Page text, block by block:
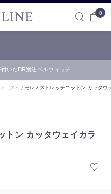
0
いたBR別注ベルウィッチ
＞ フィナモレ / ストレッチコットン カッタウ
トン カッタウェイカラ